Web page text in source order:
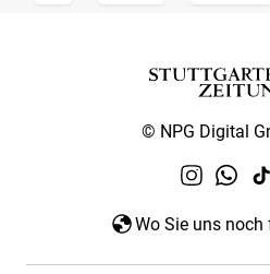
© NPG Digital
Wo Sie uns